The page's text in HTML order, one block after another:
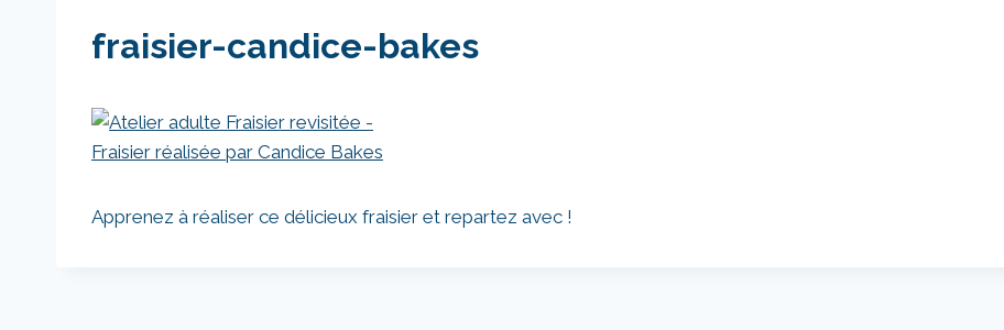
fraisier-candice-bakes
Apprenez à réaliser ce délicieux fraisier et repartez avec !